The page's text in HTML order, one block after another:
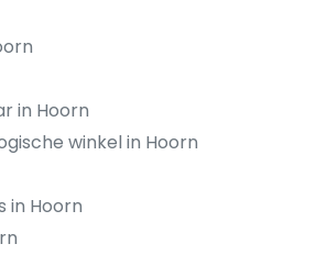
in Hoorn
winkel in Hoorn
in Hoorn